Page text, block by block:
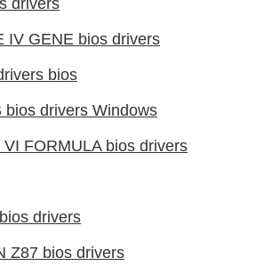
drivers
IV GENE bios drivers
bios
bios drivers Windows
FORMULA bios drivers
drivers
Z87 bios drivers